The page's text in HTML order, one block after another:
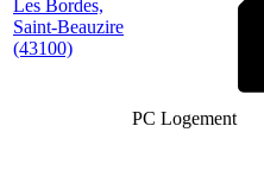
Les Bordes,
Saint-Beauzire
(43100)
PC Logement